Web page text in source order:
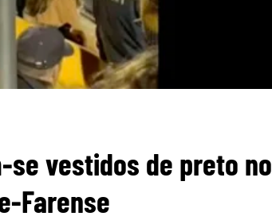
se vestidos de preto no
Farense